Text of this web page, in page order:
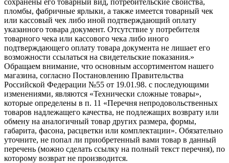
пломбы, фабричные ярлыки, а также имеется товарный чек
или кассовый чек либо иной подтверждающий оплату
указанного товара документ. Отсутствие у потребителя
товарного чека или кассового чека либо иного
подтверждающего оплату товара документа не лишает его
возможности ссылаться на свидетельские показания.»
Обращаем внимание, что основным ассортиментом нашего
магазина, согласно Постановлению Правительства
Российской Федерации №55 от 19.01.98. с последующими
изменениями, являются «Технически сложные товары»,
которые определены в п. 11 «Перечня непродовольственных
товаров надлежащего качества, не подлежащих возврату или
обмену на аналогичный товар других размера, формы,
габарита, фасона, расцветки или комплектации». Обязательно
уточните, не попал ли приобретенный вами товар в данный
перечень (можно сделать ссылку на полный текст перечня), по
которому возврат не производится.